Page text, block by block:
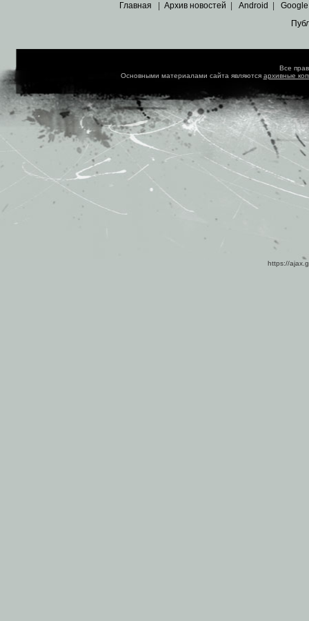
Главная Архив новостей Android Google
Все
Основными материалами сайта являются архивные
https://